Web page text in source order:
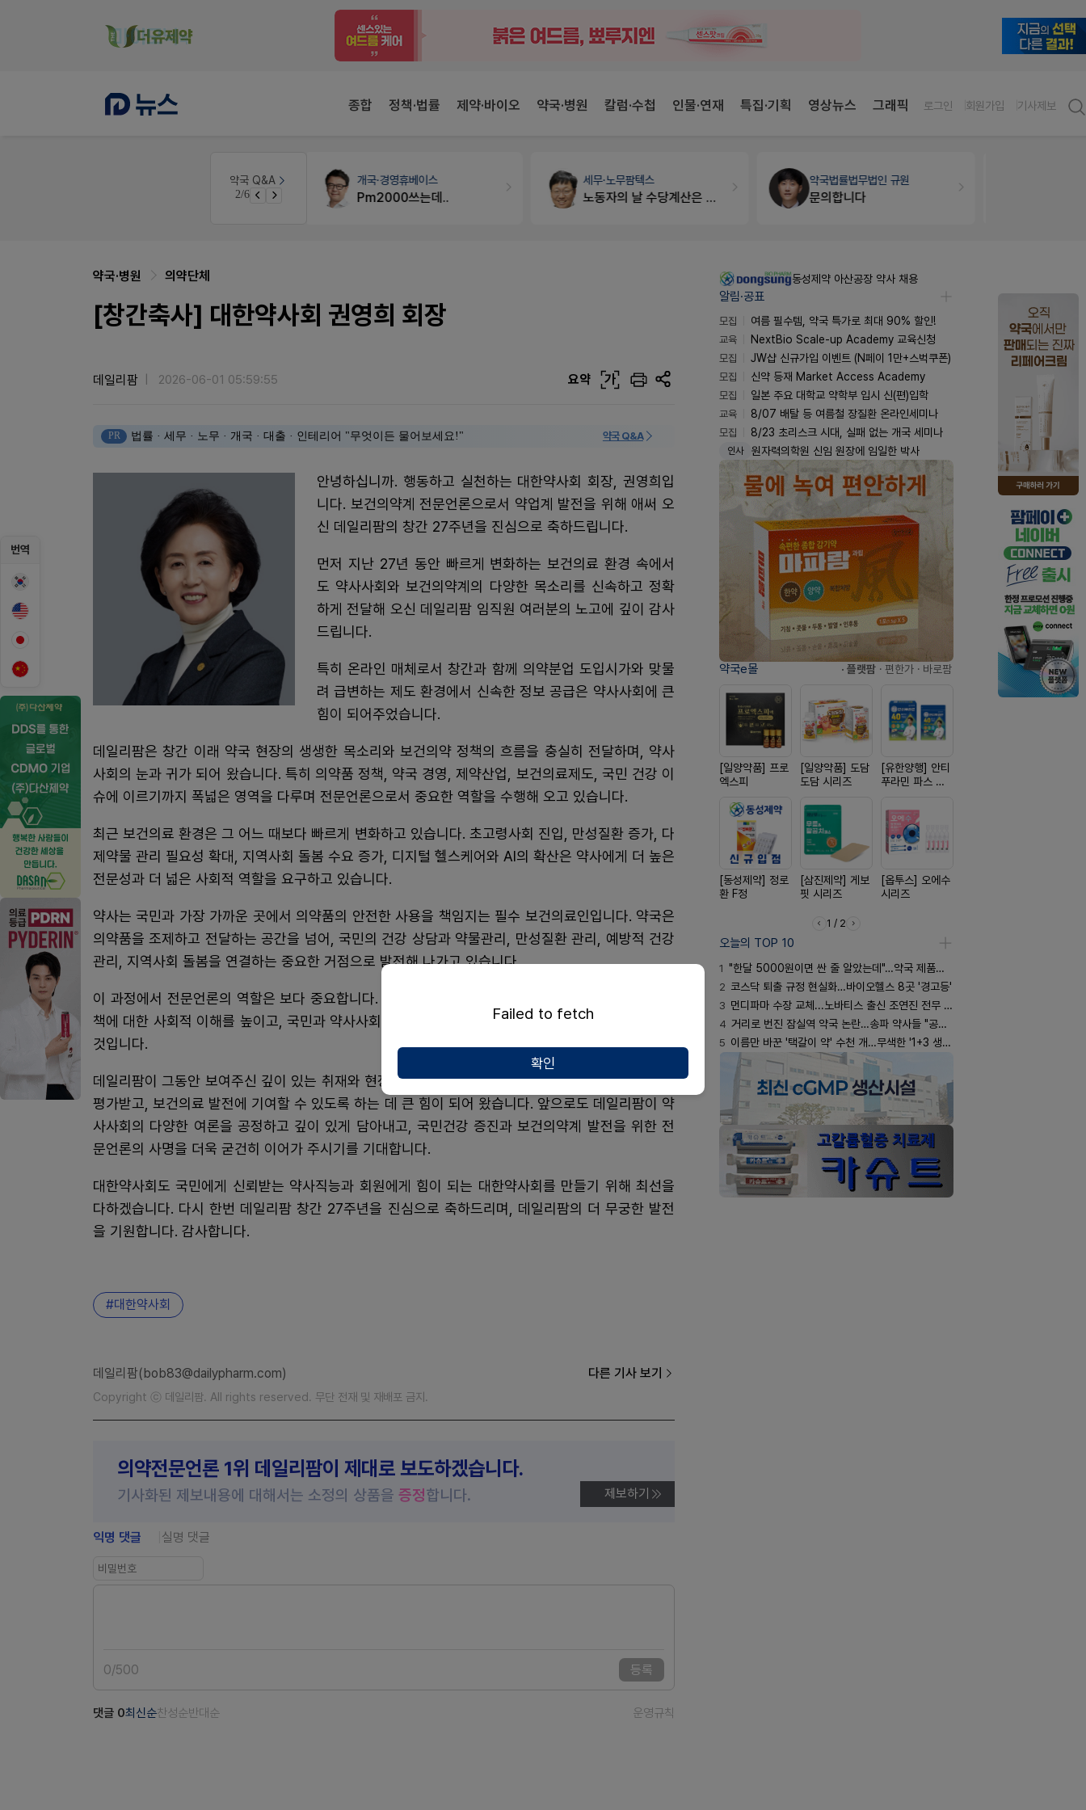
종합 정책·법률 제약·바이오 약국·병원 칼럼·수첩 인물·연재 특집·기획 영상뉴스 그래픽 로그인 회원가입 기사제보
약국 Q&A
3/6
생각자국 디자인 개국·경영휴베이스
Pm2000쓰는데..
세무·노무팜텍스
노동자의 날 수당계산은 어떻게 되나요
약국법률법무법인 규원
문의합니다
번역
약국·병원 의약단체
[창간축사] 대한약사회 권영희 회장
데일리팜 2026-06-01 05:59:55 요약 가
PR 법률 · 세무 · 노무 · 개국 · 대출 · 인테리어 "무엇이든 물어보세요!" 약국 Q&A
안녕하십니까. 행동하고 실천하는 대한약사회 회장, 권영희입
니다. 보건의약계 전문언론으로서 약업계 발전을 위해 애써 오
신 데일리팜의 창간 27주년을 진심으로 축하드립니다.
먼저 지난 27년 동안 빠르게 변화하는 보건의료 환경 속에서
도 약사사회와 보건의약계의 다양한 목소리를 신속하고 정확
하게 전달해 오신 데일리팜 임직원 여러분의 노고에 깊이 감사
드립니다.
특히 온라인 매체로서 창간과 함께 의약분업 도입시가와 맞물
려 급변하는 제도 환경에서 신속한 정보 공급은 약사사회에 큰
힘이 되어주었습니다.
데일리팜은 창간 이래 약국 현장의 생생한 목소리와 보건의약 정책의 흐름을 충실히 전달하며, 약사
사회의 눈과 귀가 되어 왔습니다. 특히 의약품 정책, 약국 경영, 제약산업, 보건의료제도, 국민 건강 이
슈에 이르기까지 폭넓은 영역을 다루며 전문언론으로서 중요한 역할을 수행해 오고 있습니다.
최근 보건의료 환경은 그 어느 때보다 빠르게 변화하고 있습니다. 초고령사회 진입, 만성질환 증가, 다
제약물 관리 필요성 확대, 지역사회 돌봄 수요 증가, 디지털 헬스케어와 AI의 확산은 약사에게 더 높은
전문성과 더 넓은 사회적 역할을 요구하고 있습니다.
약사는 국민과 가장 가까운 곳에서 의약품의 안전한 사용을 책임지는 필수 보건의료인입니다. 약국은
의약품을 조제하고 전달하는 공간을 넘어, 국민의 건강 상담과 약물관리, 만성질환 관리, 예방적 건강
관리, 지역사회 돌봄을 연결하는 중요한 거점으로 발전해 나가고 있습니다.
이 과정에서 전문언론의 역할은 보다 중요합니다. 정확한 정보 전달과 균형 잡힌 보도는 보건의료 정
책에 대한 사회적 이해를 높이고, 국민과 약사사회, 정부와 유관기관을 잇는 소통과 가교의 역할을 할
것입니다.
데일리팜이 그동안 보여주신 깊이 있는 취재와 현장 중심의 보도는 약사직능이 국민 속에서 올바르게
평가받고, 보건의료 발전에 기여할 수 있도록 하는 데 큰 힘이 되어 왔습니다. 앞으로도 데일리팜이 약
사사회의 다양한 여론을 공정하고 깊이 있게 담아내고, 국민건강 증진과 보건의약계 발전을 위한 전
문언론의 사명을 더욱 굳건히 이어가 주시기를 기대합니다.
대한약사회도 국민에게 신뢰받는 약사직능과 회원에게 힘이 되는 대한약사회를 만들기 위해 최선을
다하겠습니다. 다시 한번 데일리팜 창간 27주년을 진심으로 축하드리며, 데일리팜의 더 무궁한 발전
을 기원합니다. 감사합니다.
대한약사회
데일리팜(bob83@dailypharm.com) 다른 기사 보기
Copyright ⓒ 데일리팜. All rights reserved. 무단 전재 및 재배포 금지.
의약전문언론 1위 데일리팜이 제대로 보도하겠습니다.
기사화된 제보내용에 대해서는 소정의 상품을 증정합니다. 제보하기
익명 댓글 실명 댓글
0/500 등록
댓글 0최신순찬성순반대순 운영규칙
동성제약 아산공장 약사 채용
알림·공표
모집
여름 필수템, 약국 특가로 최대 90% 할인!
교육
NextBio Scale-up Academy 교육신청
모집
JW샵 신규가입 이벤트 (N페이 1만+스벅쿠폰)
모집
신약 등재 Market Access Academy
모집
일본 주요 대학교 약학부 입시 신(편)입학
교육
8/07 배탈 등 여름철 장질환 온라인세미나
모집
8/23 초리스크 시대, 실패 없는 개국 세미나
인사 원자력의학원 신임 원장에 임일한 박사
약국e몰 · 플랫팜 · 편한가 · 바로팜
[일양약품] 프로
엑스피
[일양약품] 도담
도담 시리즈
[유한양행] 안티
푸라민 파스 시
[동성제약] 정로
환 F정
[삼진제약] 게보
핏 시리즈
[옵투스] 오에수
시리즈
1 / 2
오늘의 TOP 10
1 "한달 5000원이면 싼 줄 알았는데"…약국 제품과 비교해보니
2 코스닥 퇴출 규정 현실화…바이오헬스 8곳 '경고등'
3 먼디파마 수장 교체...노바티스 출신 조연진 전무 내정
4 거리로 번진 잠실역 약국 논란…송파 약사들 "공공성 훼손"
5 이름만 바꾼 '택갈이 약' 수천 개…무색한 '1+3 생동'
Failed to fetch
확인